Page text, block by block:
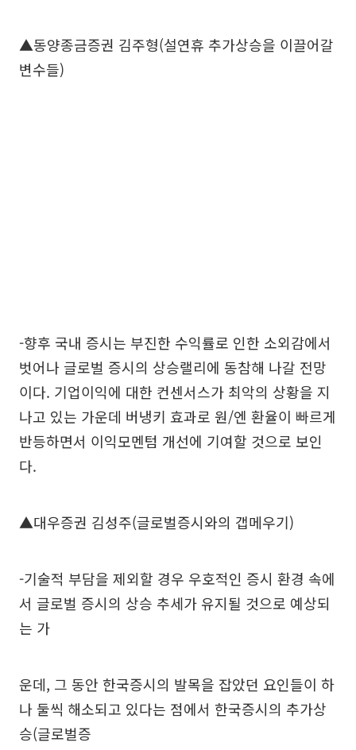
▲동양종금증권 김주형(설연휴 추가상승을 이끌어갈
변수들)
-향후 국내 증시는 부진한 수익률로 인한 소외감에서
벗어나 글로벌 증시의 상승랠리에 동참해 나갈 전망
이다. 기업이익에 대한 컨센서스가 최악의 상황을 지
나고 있는 가운데 버냉키 효과로 원/엔 환율이 빠르게
반등하면서 이익모멘텀 개선에 기여할 것으로 보인
다.
▲대우증권 김성주(글로벌증시와의 갭메우기)
-기술적 부담을 제외할 경우 우호적인 증시 환경 속에
서 글로벌 증시의 상승 추세가 유지될 것으로 예상되
는 가
운데, 그 동안 한국증시의 발목을 잡았던 요인들이 하
나 둘씩 해소되고 있다는 점에서 한국증시의 추가상
승(글로벌증